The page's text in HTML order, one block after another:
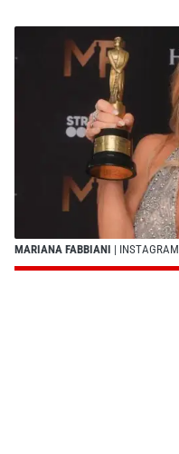
MARIANA FABBIANI | INSTAGRAM